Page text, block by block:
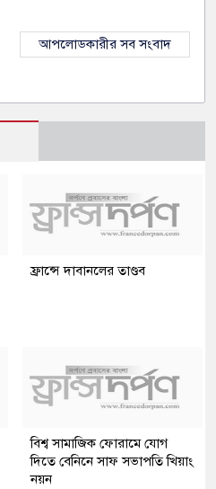
আপলোডকারীর সব সংবাদ
ফ্রান্সে দাবানলের তাণ্ডব
বিশ্ব সামাজিক ফোরামে যোগ
দিতে বেনিনে সাফ সভাপতি খিয়াং
নয়ন